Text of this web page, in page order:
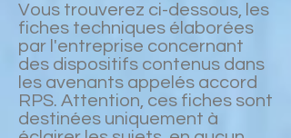
Vous trouverez ci-dessous, les
fiches techniques élaborées
par l'entreprise concernant
des dispositifs contenus dans
les avenants appelés accord
RPS. Attention, ces fiches sont
destinées uniquement à